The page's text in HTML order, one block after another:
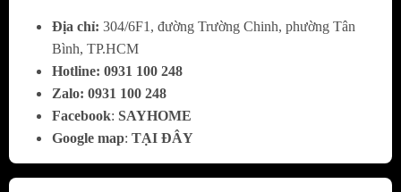
tìm kiếm thực phẩm. Ngoài ra, các cánh cửa
tủ được trang bị khay đựng có thể chứa đến 5
bình nước, giúp mở rộng không gian lưu trữ
và tiện lợi khi lấy đồ.
Địa chỉ: 304/6F1, đường Trường Chinh, phường Tân
Bình, TP.HCM
Hotline: 0931 100 248
Zalo: 0931 100 248
Facebook: SAYHOME
Google map: TẠI ĐÂY